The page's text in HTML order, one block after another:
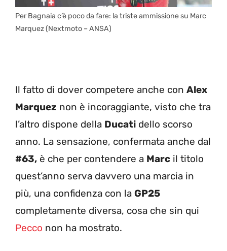
Per Bagnaia c’è poco da fare: la triste ammissione su Marc
Marquez (Nextmoto – ANSA)
Il fatto di dover competere anche con Alex
Marquez non è incoraggiante, visto che tra
l’altro dispone della Ducati dello scorso
anno. La sensazione, confermata anche dal
#63, è che per contendere a Marc il titolo
quest’anno serva davvero una marcia in
più, una confidenza con la GP25
completamente diversa, cosa che sin qui
Pecco non ha mostrato.